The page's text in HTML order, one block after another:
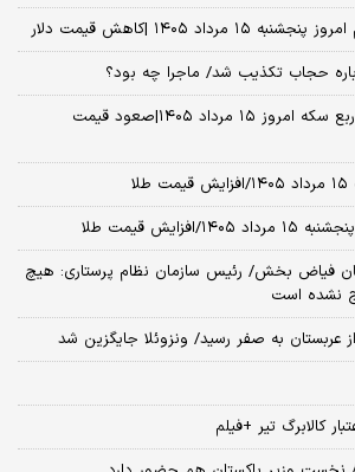
۱۴۰۵ |کاهش قیمت دلار
حجاب تکذیب شد/ ماجرا چه بود؟
قیمت سکه، نیم سکه و ربع سکه امروز ۱۵ مرداد ۱۴۰۵|صعود قیمت
فیاض بخش/ رئیس سازمان نظام پرستاری: هیچ
نشده است
عربستان به صفر رسید/ ونزوئلا جایگزین شد
کالابرگ تیر +فیلم